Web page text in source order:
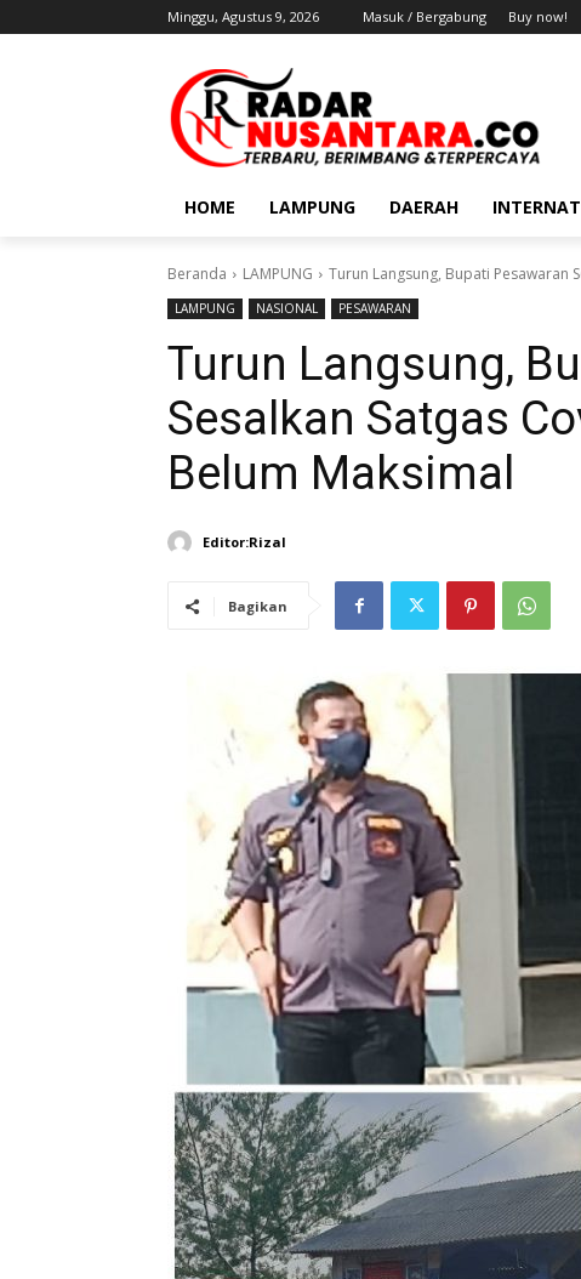
Minggu, Agustus 9, 2026 Masuk / Bergabung Buy now!
HOME LAMPUNG DAERAH
Beranda LAMPUNG Turun Langsung, Bupati Pesawaran
LAMPUNG NASIONAL PESAWARAN
Turun Langsung,
Sesalkan Satgas
Belum Maksimal
Editor:Rizal
Bagikan